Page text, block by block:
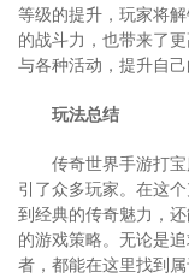
等级的提升，玩家将
的战斗力，也带来了
与各种活动，提升自
玩法总结
传奇世界手游打
引了众多玩家。在这
到经典的传奇魅力，
的游戏策略。无论是
者，都能在这里找到属